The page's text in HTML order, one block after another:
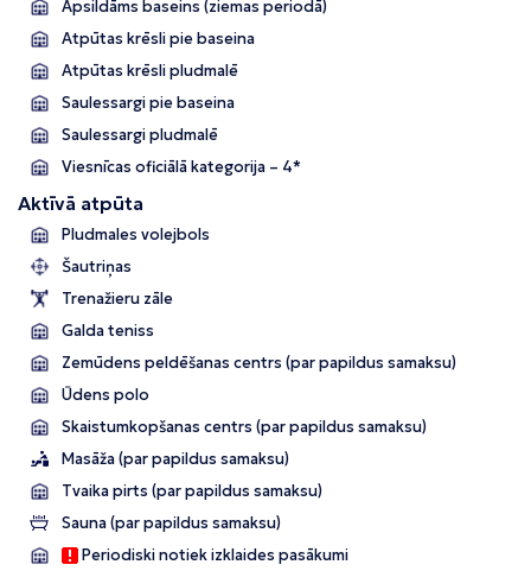
Apsildāms baseins (ziemas periodā)
Atpūtas krēsli pie baseina
Atpūtas krēsli pludmalē
Saulessargi pie baseina
Saulessargi pludmalē
Viesnīcas oficiālā kategorija – 4*
Aktīvā atpūta
Pludmales volejbols
Šautriņas
Trenažieru zāle
Galda teniss
Zemūdens peldēšanas centrs (par papildus samaksu)
Ūdens polo
Skaistumkopšanas centrs (par papildus samaksu)
Masāža (par papildus samaksu)
Tvaika pirts (par papildus samaksu)
Sauna (par papildus samaksu)
Periodiski notiek izklaides pasākumi